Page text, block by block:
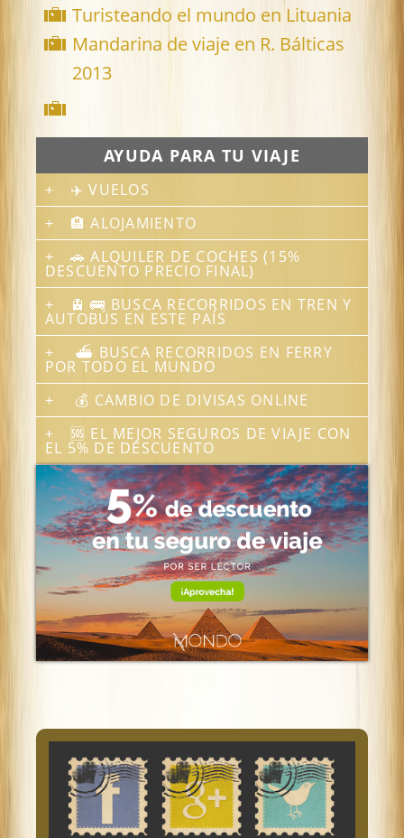
Turisteando el mundo en Lituania
Mandarina de viaje en R. Bálticas
2013
✈️ VUELOS
🏨 ALOJAMIENTO
🚗 ALQUILER DE COCHES (15%
DESCUENTO PRECIO FINAL)
🚊 🚌 BUSCA RECORRIDOS EN TREN Y
AUTOBÚS EN ESTE PAÍS
⛴ BUSCA RECORRIDOS EN FERRY
POR TODO EL MUNDO
💰 CAMBIO DE DIVISAS ONLINE
🆘 EL MEJOR SEGUROS DE VIAJE CON
EL 5% DE DESCUENTO